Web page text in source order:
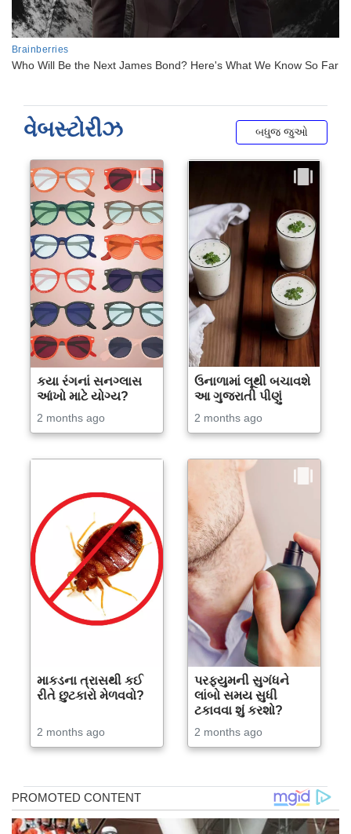
વેબસ્ટોરીઝ બધુજ જુઓ
કયા રંગનાં સનગ્લાસ
આંખો માટે યોગ્ય?
2 months ago
ઉનાળામાં લૂથી બચાવશે
આ ગુજરાતી પીણું
2 months ago
માકડના ત્રાસથી કઈ
રીતે છુટકારો મેળવવો?
2 months ago
પરફ્યુમની સુગંધને
લાંબો સમય સુધી
ટકાવવા શું કરશો?
2 months ago